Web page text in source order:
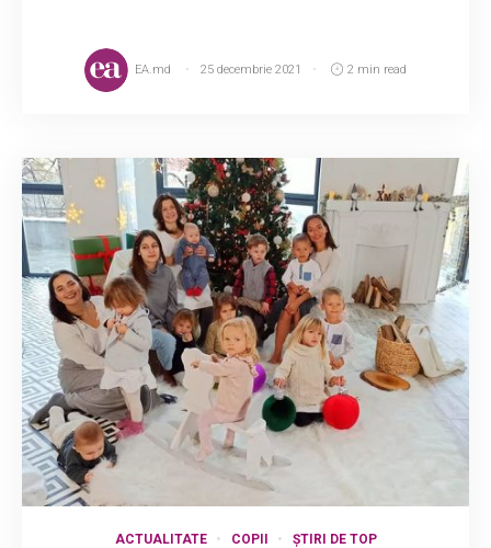
EA.md 25 decembrie 2021 2 min read
ACTUALITATE COPII ȘTIRI DE TOP